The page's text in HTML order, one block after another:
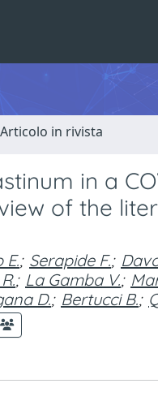
in rivista
in a
of the
E.; Serapide F.;
; La Gamba V.;
D.; Bertucci B.;